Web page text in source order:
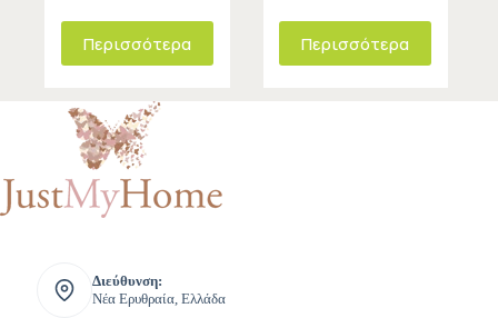
Περισσότερα Περισσότερα
Διεύθυνση:
Νέα Ερυθραία, Ελλάδα